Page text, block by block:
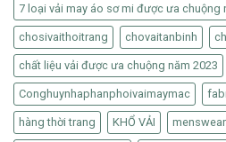
7 loại vải may áo sơ mi được ưa chuộng
chosivaithoitrang chovaitanbinh
chất liệu vải được ưa chuộng năm 2023
Conghuynhaphanphoivaimaymac
hàng thời trang KHỔ VẢI menswear